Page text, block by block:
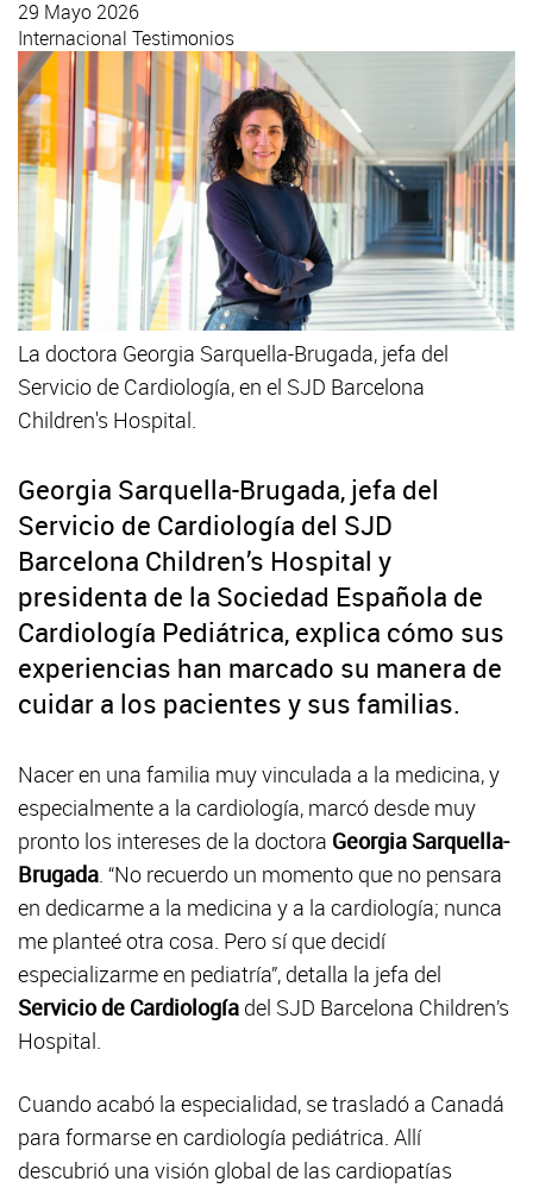
29 Mayo 2026
Internacional Testimonios
La doctora Georgia Sarquella-Brugada, jefa del
Servicio de Cardiología, en el SJD Barcelona
Children's Hospital.
Georgia Sarquella-Brugada, jefa del
Servicio de Cardiología del SJD
Barcelona Children’s Hospital y
presidenta de la Sociedad Española de
Cardiología Pediátrica, explica cómo sus
experiencias han marcado su manera de
cuidar a los pacientes y sus familias.
Nacer en una familia muy vinculada a la medicina, y
especialmente a la cardiología, marcó desde muy
pronto los intereses de la doctora Georgia Sarquella-
Brugada. “No recuerdo un momento que no pensara
en dedicarme a la medicina y a la cardiología; nunca
me planteé otra cosa. Pero sí que decidí
especializarme en pediatría”, detalla la jefa del
Servicio de Cardiología del SJD Barcelona Children’s
Hospital.
Cuando acabó la especialidad, se trasladó a Canadá
para formarse en cardiología pediátrica. Allí
descubrió una visión global de las cardiopatías